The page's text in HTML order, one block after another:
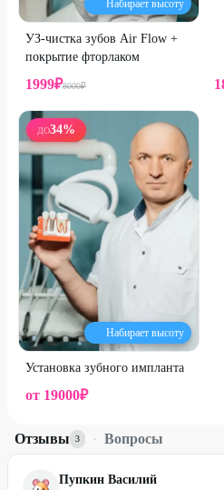
Набирает высоту
УЗ-чистка зубов Air Flow +
покрытие фторлаком
1999₽8000₽
ДО34%
Набирает высоту
Установка зубного импланта
от 19000₽
Отзывы 3 · Вопросы
Пупкин Василий